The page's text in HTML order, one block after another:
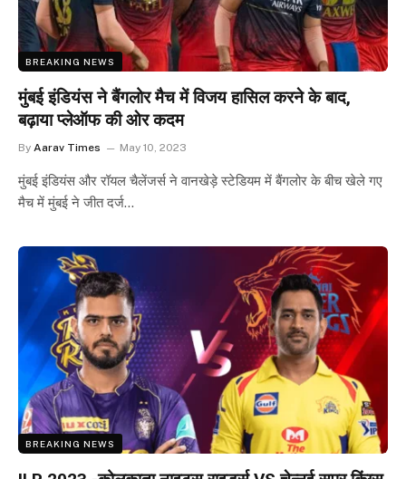
BREAKING NEWS
मुंबई इंडियंस ने बैंगलोर मैच में विजय हासिल करने के बाद,
बढ़ाया प्लेऑफ की ओर कदम
By Aarav Times May 10, 2023
मुंबई इंडियंस और रॉयल चैलेंजर्स ने वानखेड़े स्टेडियम में बैंगलोर के बीच खेले गए
मैच में मुंबई ने जीत दर्ज…
BREAKING NEWS